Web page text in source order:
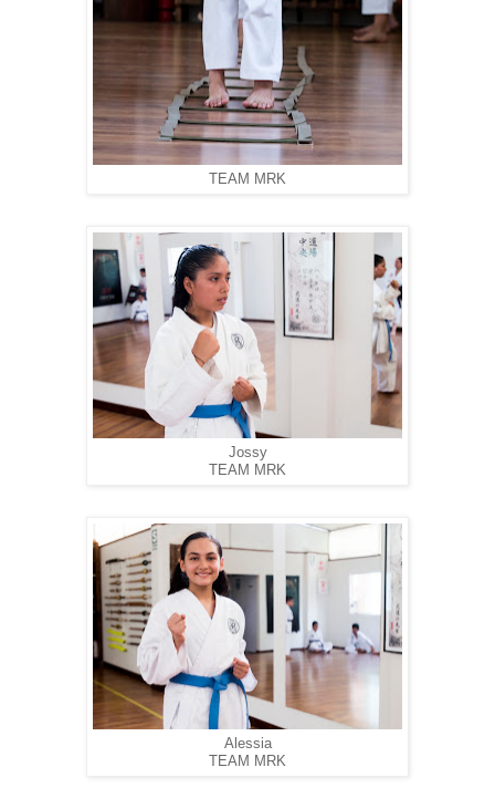
TEAM MRK
Jossy
TEAM MRK
Alessia
TEAM MRK